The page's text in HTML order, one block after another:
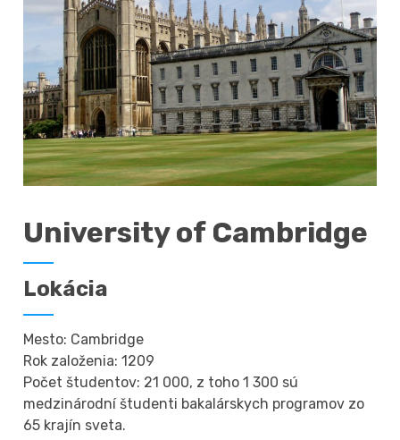
University of Cambridge
Lokácia
Mesto: Cambridge
Rok založenia: 1209
Počet študentov: 21 000, z toho 1 300 sú
medzinárodní študenti bakalárskych programov zo
65 krajín sveta.